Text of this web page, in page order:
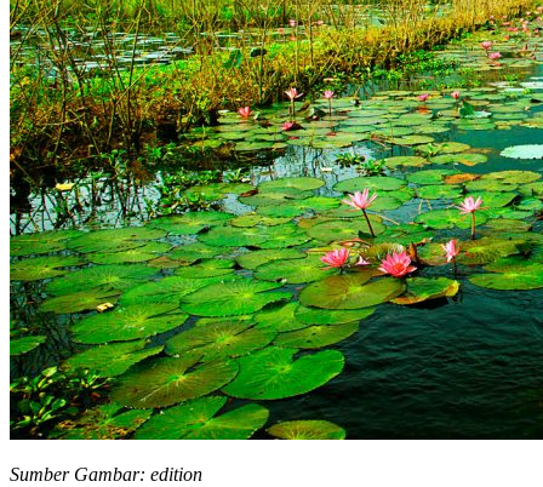
Sumber Gambar: edition